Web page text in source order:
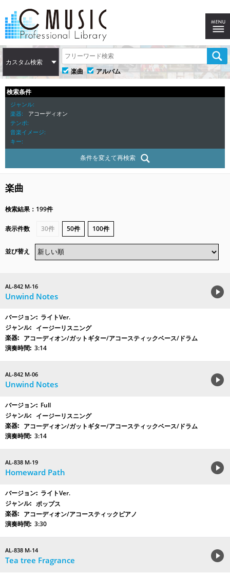
カスタム検索
楽曲
アルバム
検索条件
ジャンル
楽器
アコーディオン
テンポ
音楽イメージ
キー
条件を変えて再検索
楽曲
検索結果：199件
表示件数 30件 50件 100件
並び替え
AL-842 M-16
Unwind Notes
ライトVer.
イージーリスニング
アコーディオン/ガットギター/アコースティックベース/ドラム
3:14
AL-842 M-06
Unwind Notes
Full
イージーリスニング
アコーディオン/ガットギター/アコースティックベース/ドラム
3:14
AL-838 M-19
Homeward Path
ライトVer.
ポップス
アコーディオン/アコースティックピアノ
3:30
AL-838 M-14
Tea tree Fragrance